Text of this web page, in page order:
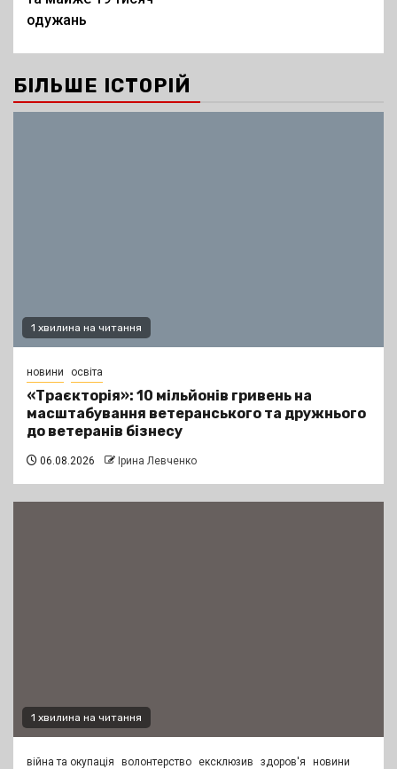
одужань
БІЛЬШЕ ІСТОРІЙ
1 хвилина на читання
новини освіта
«Траєкторія»: 10 мільйонів гривень на
масштабування ветеранського та дружнього
до ветеранів бізнесу
06.08.2026 Ірина Левченко
1 хвилина на читання
війна та окупація волонтерство ексклюзив здоров'я новини